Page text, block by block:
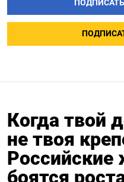
Когда твой
не твоя
боятся